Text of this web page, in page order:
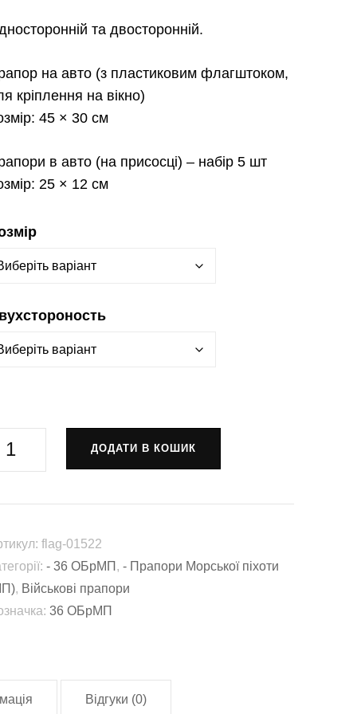
та двосторонній.
на авто (з пластиковим флагштоком,
кріплення на вікно)
45 × 30 см
в авто (на присосці) – набір 5 шт
25 × 12 см
ДОДАТИ В КОШИК
flag-01522
- 36 ОБрМП ,- Прапори Морської піхоти
, Військові прапори
36 ОБрМП
Відгуки (0)